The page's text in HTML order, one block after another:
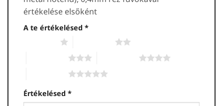
értékelése elsőként
A te értékelésed *
Értékelésed *